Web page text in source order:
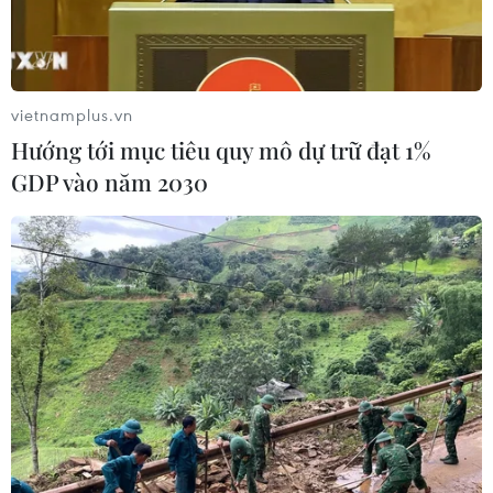
Các đoàn lân tham gia thi tài. (Ảnh: Duy Khương/TTXVN)
Tối 21/1, giải Lân Sư Rồng toàn quốc lần thứ I
năm 2014 do Tổng cục Thể dục Thể thao phối
hợp với Sở Văn hóa-Thể thao và Du lịch thành
phố Cần Thơ phối hợp tổ chức đã chính thức
khép lại sau một ngày tranh tài tại Công viên
vietnamplus.vn
Hướng tới mục tiêu quy mô dự trữ đạt 1%
GDP vào năm 2030